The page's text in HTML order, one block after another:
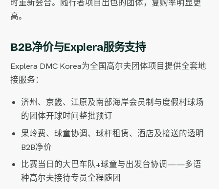
时重新会合。随行者项目出色的团体，复购率明显更
高。
B2B净价与Explera服务支持
Explera DMC Korea为全国高尔夫团体项目提供全套地
接服务：
济州、京畿、江原及南部海岸会员制与度假村球场
的团体开球时间整批预订
果岭费、球童协调、球杆租赁、酒店及接送的透明
B2B净价
比赛当日的大巴车队+球童与出发台协调——多语
种高尔夫接待专员全程随团